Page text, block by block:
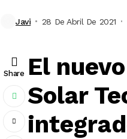
Javi 28 De Abril De 2021
Share El
Solar